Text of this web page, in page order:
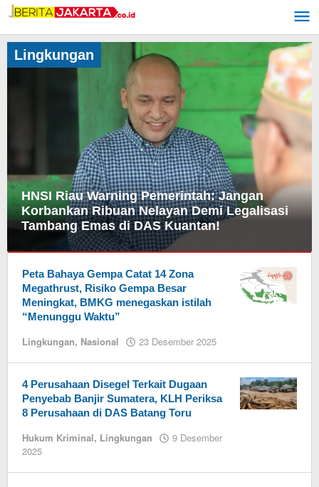
Lewati
ke
konten
HNSI Riau Warning Pemerintah: Jangan
Korbankan Ribuan Nelayan Demi Legalisasi
Tambang Emas di DAS Kuantan!
Januari
2026
Admin
Lingkungan
Peta Bahaya Gempa Catat 14 Zona
Megathrust, Risiko Gempa Besar
Meningkat, BMKG menegaskan istilah
“Menunggu Waktu”
Lingkungan, Nasional 23 Desember 2025
4 Perusahaan Disegel Terkait Dugaan
Penyebab Banjir Sumatera, KLH Periksa
8 Perusahaan di DAS Batang Toru
Hukum Kriminal, Lingkungan
9 Desember
2025